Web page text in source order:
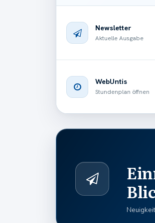
Newsletter
Aktuelle Ausgabe
WebUntis
Stundenplan öffnen